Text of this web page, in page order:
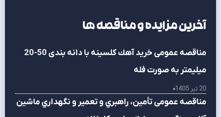
آخرین مزایده و مناقصه ها
مناقصه عمومی خريد آهك كلسينه با دانه بندی 50-20
ميليمتر به صورت فله
مناقصه عمومی تأمين، راهبري و تعمير و نگهداري ماشين